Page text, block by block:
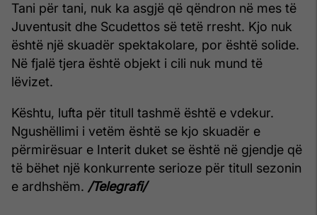
Tani për tani, nuk ka asgjë që qëndron në mes të
Juventusit dhe Scudettos së tetë rresht. Kjo nuk
është një skuadër spektakolare, por është solide.
Në fjalë tjera është objekt i cili nuk mund të
lëvizet.
Kështu, lufta për titull tashmë është e vdekur.
Ngushëllimi i vetëm është se kjo skuadër e
përmirësuar e Interit duket se është në gjendje që
të bëhet një konkurrente serioze për titull sezonin
e ardhshëm. /Telegrafi/